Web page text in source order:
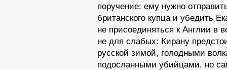
поручение: ему нужно
британского купца и убедить
не присоединяться к Англии в
не для слабых: Кирану
русской зимой, голодными
подосланными убийцами, но